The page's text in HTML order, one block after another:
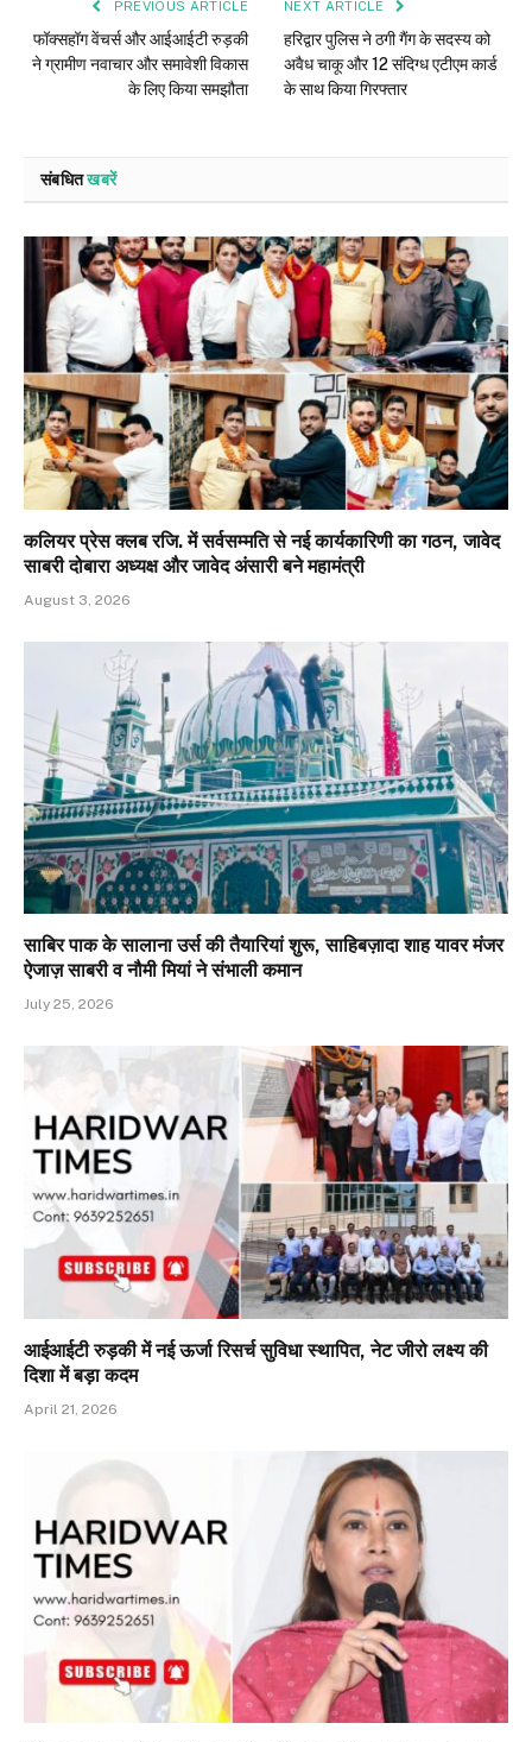
PREVIOUS ARTICLE
फॉक्सहॉग वेंचर्स और आईआईटी रुड़की
ने ग्रामीण नवाचार और समावेशी विकास
के लिए किया समझौता
NEXT ARTICLE
हरिद्वार पुलिस ने ठगी गैंग के सदस्य को
अवैध चाकू और 12 संदिग्ध एटीएम कार्ड
के साथ किया गिरफ्तार
संबधितखबरें
कलियर प्रेस क्लब रजि. में सर्वसम्मति से नई कार्यकारिणी का गठन, जावेद
साबरी दोबारा अध्यक्ष और जावेद अंसारी बने महामंत्री
August 3, 2026
साबिर पाक के सालाना उर्स की तैयारियां शुरू, साहिबज़ादा शाह यावर मंजर
ऐजाज़ साबरी व नौमी मियां ने संभाली कमान
July 25, 2026
आईआईटी रुड़की में नई ऊर्जा रिसर्च सुविधा स्थापित, नेट जीरो लक्ष्य की
दिशा में बड़ा कदम
April 21, 2026